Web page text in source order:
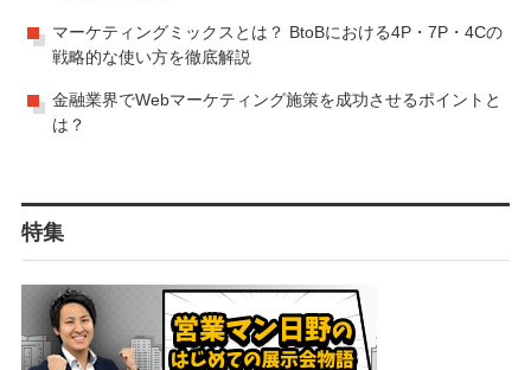
マーケティングミックスとは？ BtoBにおける4P・7P・4Cの
戦略的な使い方を徹底解説
金融業界でWebマーケティング施策を成功させるポイントと
は？
特集